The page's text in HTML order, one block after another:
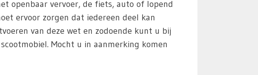
openbaar vervoer, de fiets, auto of lopend
ervoor zorgen dat iedereen deel kan
van deze wet en zodoende kunt u bij
Mocht u in aanmerking komen